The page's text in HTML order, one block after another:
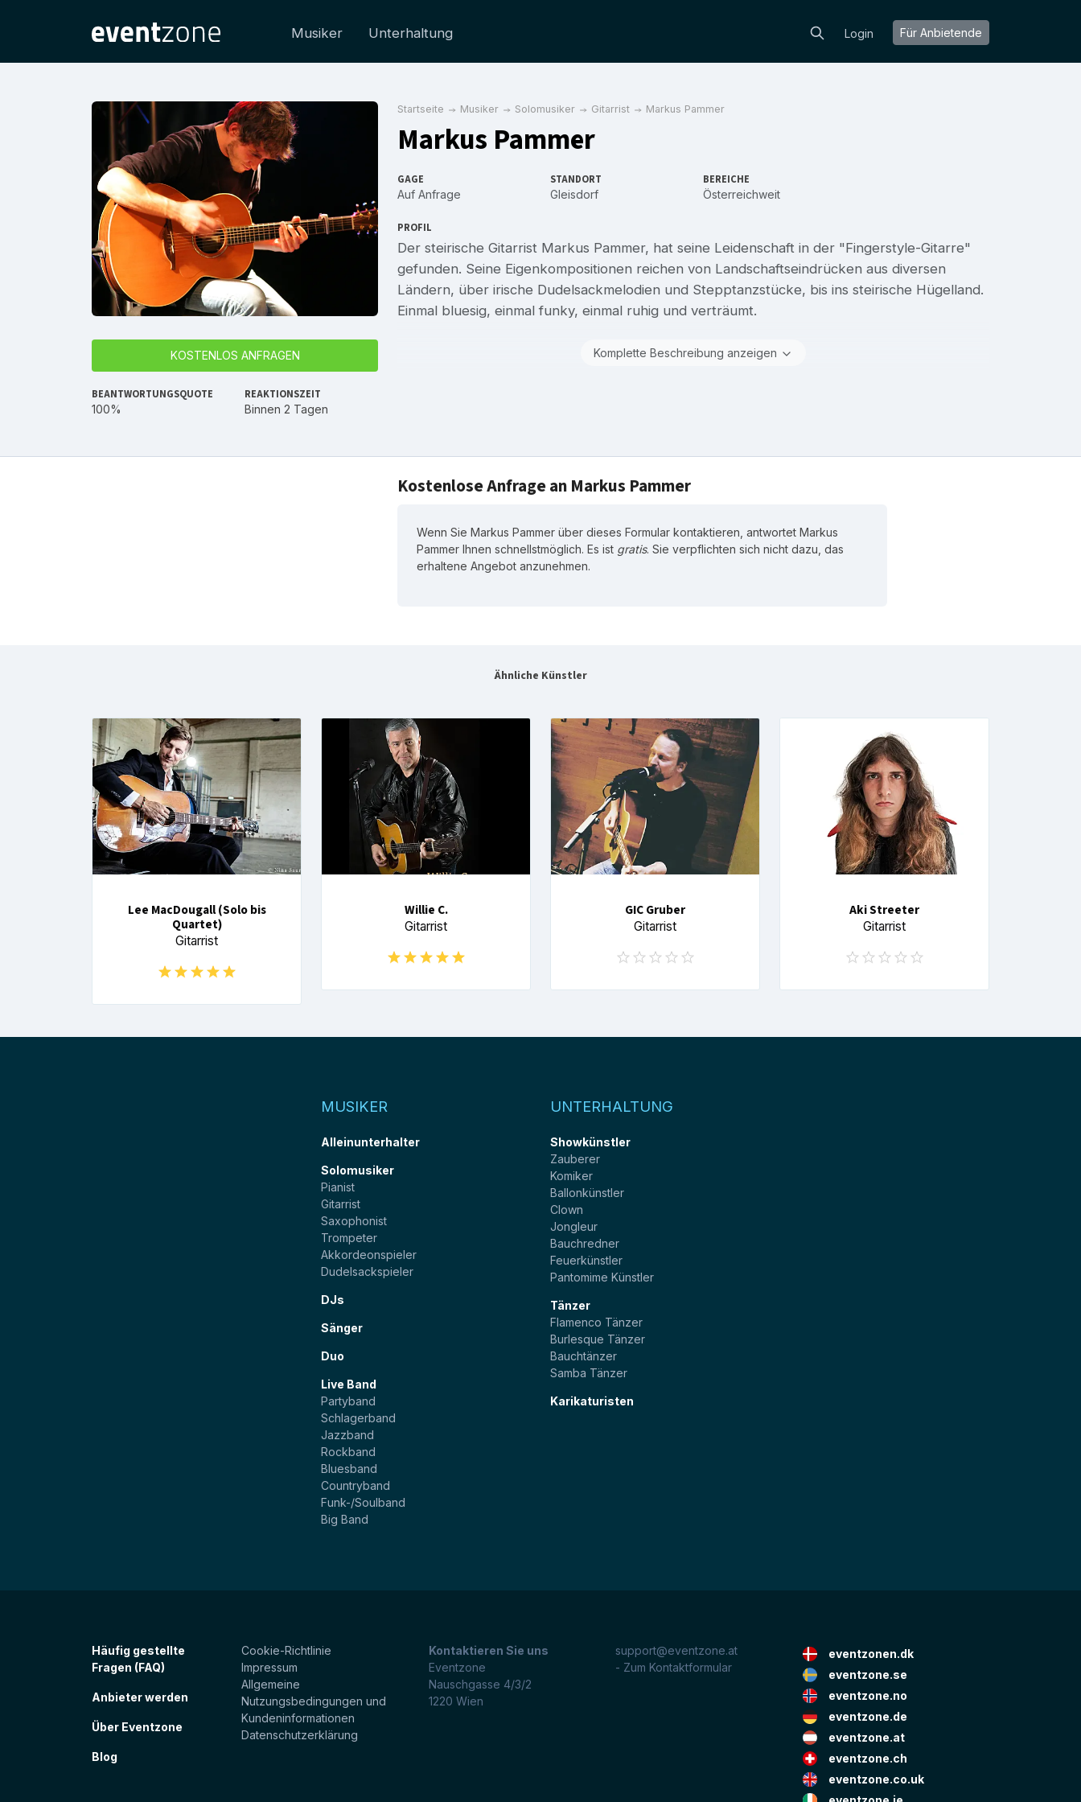
Musiker Unterhaltung Login Für Anbietende
KOSTENLOS ANFRAGEN
BEANTWORTUNGSQUOTE
100%
REAKTIONSZEIT
Binnen 2 Tagen
Startseite Musiker Solomusiker Gitarrist Markus Pammer
Markus Pammer
GAGE
Auf Anfrage
STANDORT
Gleisdorf
BEREICHE
Österreichweit
PROFIL
Der steirische Gitarrist Markus Pammer, hat seine Leidenschaft in der "Fingerstyle-Gitarre"
gefunden. Seine Eigenkompositionen reichen von Landschaftseindrücken aus diversen
Ländern, über irische Dudelsackmelodien und Stepptanzstücke, bis ins steirische Hügelland.
Einmal bluesig, einmal funky, einmal ruhig und verträumt.
Komplette Beschreibung anzeigen
Kostenlose Anfrage an Markus Pammer
Wenn Sie Markus Pammer über dieses Formular kontaktieren, antwortet Markus
Pammer Ihnen schnellstmöglich. Es ist gratis. Sie verpflichten sich nicht dazu, das
erhaltene Angebot anzunehmen.
Ähnliche Künstler
Lee MacDougall (Solo bis
Quartet)
Gitarrist
Willie C.
Gitarrist
GIC Gruber
Gitarrist
Aki Streeter
Gitarrist
MUSIKER
Alleinunterhalter
Solomusiker
Pianist
Gitarrist
Saxophonist
Trompeter
Akkordeonspieler
Dudelsackspieler
DJs
Sänger
Duo
Live Band
Partyband
Schlagerband
Jazzband
Rockband
Bluesband
Countryband
Funk-/Soulband
Big Band
UNTERHALTUNG
Showkünstler
Zauberer
Komiker
Ballonkünstler
Clown
Jongleur
Bauchredner
Feuerkünstler
Pantomime Künstler
Tänzer
Flamenco Tänzer
Burlesque Tänzer
Bauchtänzer
Samba Tänzer
Karikaturisten
Häufig gestellte
Fragen (FAQ)
Anbieter werden
Über Eventzone
Blog
Cookie-Richtlinie
Impressum
Allgemeine
Nutzungsbedingungen und
Kundeninformationen
Datenschutzerklärung
Kontaktieren Sie uns
Eventzone
Nauschgasse 4/3/2
1220 Wien
support@eventzone.at
- Zum Kontaktformular
eventzonen.dk
eventzone.se
eventzone.no
eventzone.de
eventzone.at
eventzone.ch
eventzone.co.uk